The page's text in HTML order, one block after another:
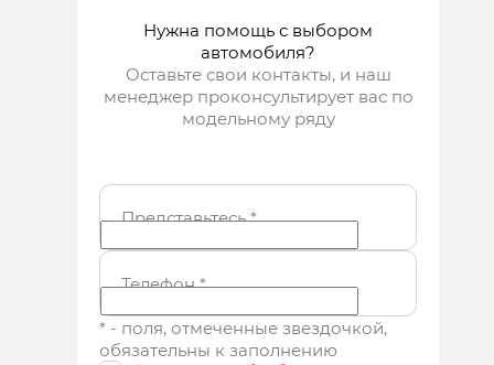
Нужна помощь с выбором
автомобиля?
Оставьте свои контакты, и наш
менеджер проконсультирует вас по
модельному ряду
Представьтесь*
Телефон*
* - поля, отмеченные звездочкой,
обязательны к заполнению